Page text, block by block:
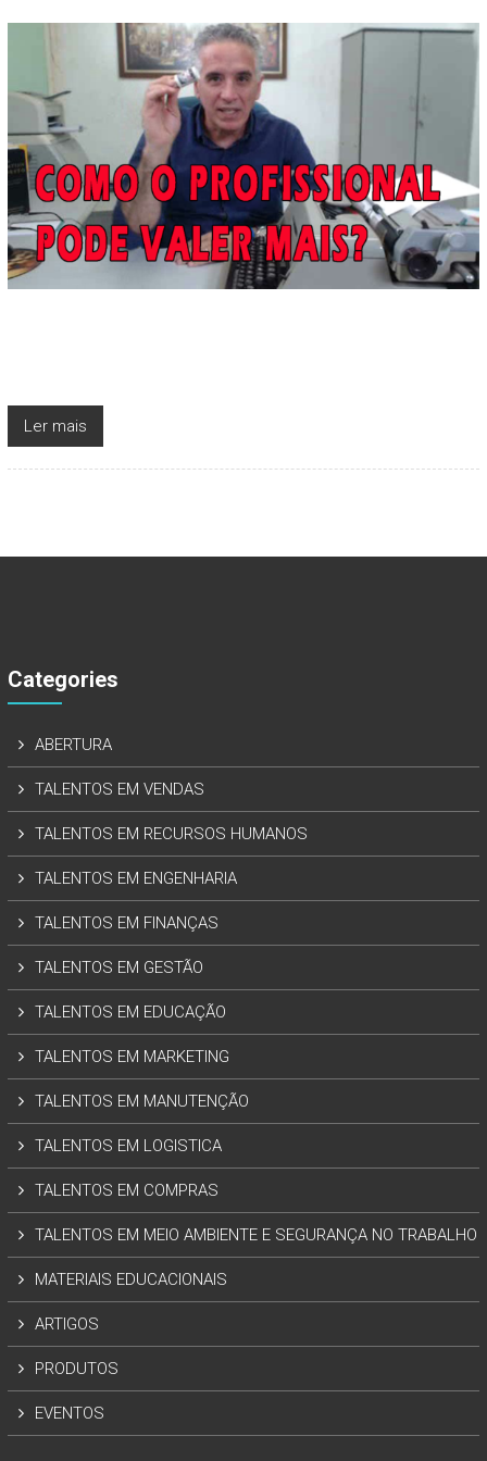
Ler mais
Categories
ABERTURA
TALENTOS EM VENDAS
TALENTOS EM RECURSOS HUMANOS
TALENTOS EM ENGENHARIA
TALENTOS EM FINANÇAS
TALENTOS EM GESTÃO
TALENTOS EM EDUCAÇÃO
TALENTOS EM MARKETING
TALENTOS EM MANUTENÇÃO
TALENTOS EM LOGISTICA
TALENTOS EM COMPRAS
TALENTOS EM MEIO AMBIENTE E SEGURANÇA NO TRABALHO
MATERIAIS EDUCACIONAIS
ARTIGOS
PRODUTOS
EVENTOS